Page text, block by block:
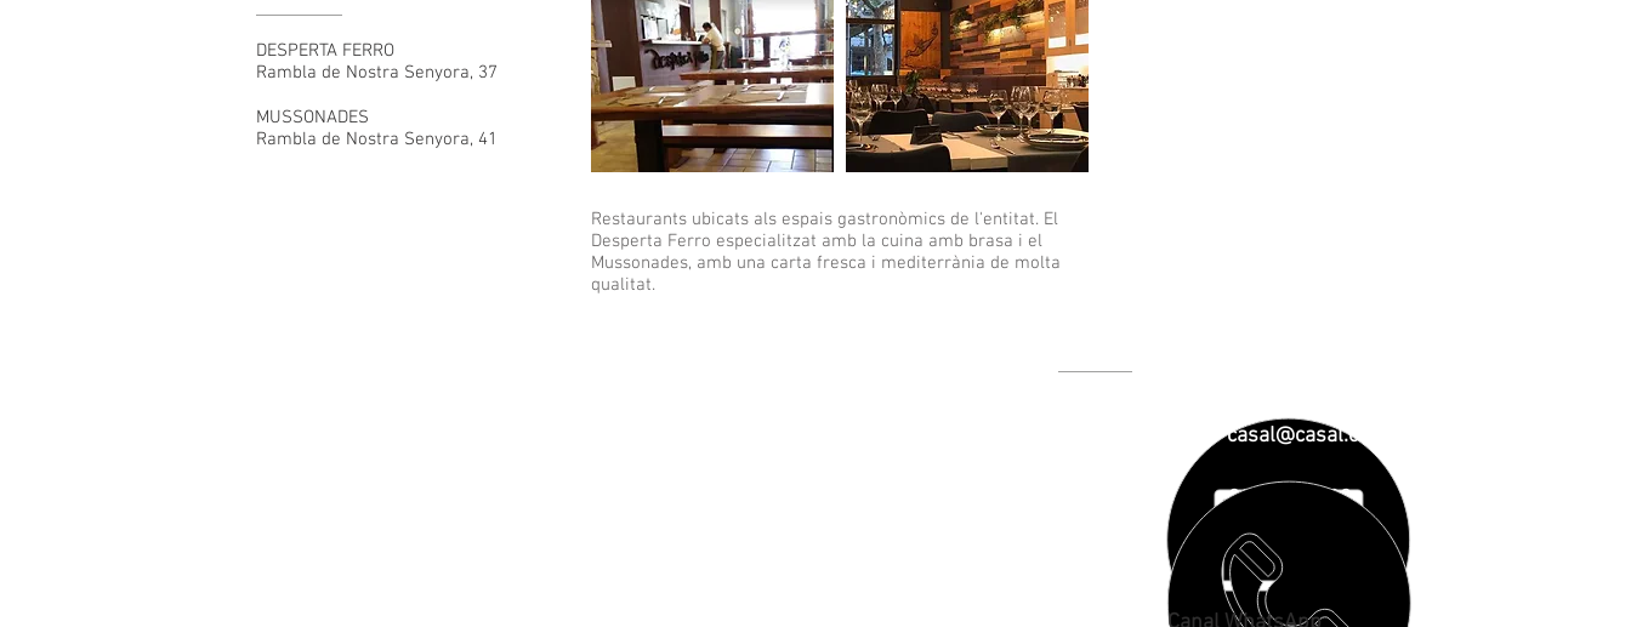
DESPERTA FERRO
Rambla de Nostra Senyora, 37
MUSSONADES
Rambla de Nostra Senyora, 41
Restaurants ubicats als espais gastronòmics de l'entitat. El
Desperta Ferro especialitzat amb la cuina amb brasa i el
Mussonades, amb una carta fresca i mediterrània de molta
qualitat.
casal@casal.org
93 890 01 23